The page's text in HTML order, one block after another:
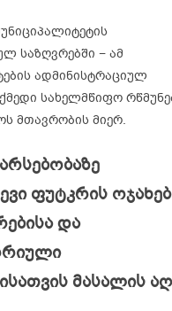
საზღვრებში − ამ
ადმინისტრაციულ
სახელმწიფო
მთავრობის მიერ.
ფუტკრის
და
მასალის